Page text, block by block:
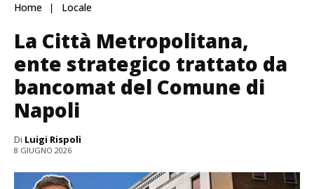
Home Locale
La Città Metropolitana,
ente strategico trattato da
bancomat del Comune di
Napoli
Di Luigi Rispoli
8 GIUGNO 2026